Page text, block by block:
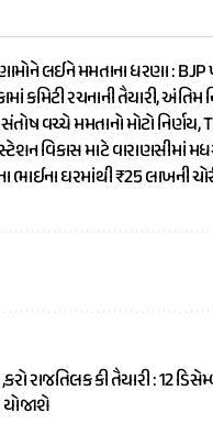
લઈને મમતાના ધરણા : BJP
કમિટી રચનાની તૈયારી, અંતિમ
વચ્ચે મમતાનો મોટો
વિકાસ માટે વારાણસીમાં
ભાઈના ઘરમાંથી ₹25 લાખની
રાજતિલક કી તૈયારી : 12